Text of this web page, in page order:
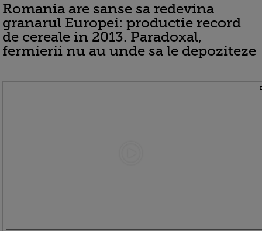
Romania are sanse sa redevina
granarul Europei: productie record
de cereale in 2013. Paradoxal,
fermierii nu au unde sa le depoziteze